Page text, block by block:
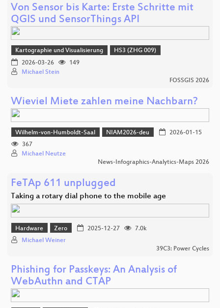
Von Sensor bis Karte: Erste Schritte mit
QGIS und SensorThings API
Kartographie und Visualisierung
HS3 (ZHG 009)
2026-03-26
149
Michael Stein
FOSSGIS 2026
Wieviel Miete zahlen meine Nachbarn?
Wilhelm-von-Humboldt-Saal NIAM2026-deu
2026-01-15
367
Michael Neutze
News-Infographics-Analytics-Maps 2026
FeTAp 611 unplugged
Taking a rotary dial phone to the mobile age
Hardware Zero 2025-12-27
7.0k
Michael Weiner
39C3: Power Cycles
Phishing for Passkeys: An Analysis of
WebAuthn and CTAP